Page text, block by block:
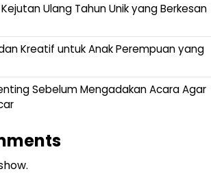
Ulang Tahun Unik yang Berkesan
Kreatif untuk Anak Perempuan yang
Sebelum Mengadakan Acara Agar